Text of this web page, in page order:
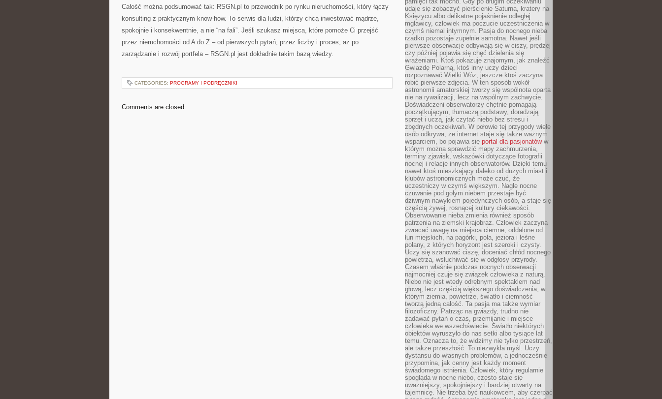
Całość można podsumować tak: RSGN.pl to przewodnik po rynku nieruchomości, który łączy
konsulting z praktycznym know-how. To serwis dla ludzi, którzy chcą inwestować mądrze,
spokojnie i konsekwentnie, a nie “na fali”. Jeśli szukasz miejsca, które pomoże Ci przejść
przez nieruchomości od A do Z – od pierwszych pytań, przez liczby i proces, aż po
zarządzanie i rozwój portfela – RSGN.pl jest dokładnie takim bazą wiedzy.
CATEGORIES: PROGRAMY I PODRĘCZNIKI
Comments are closed.
udaje się zobaczyć pierścienie Saturna, kratery na
Księżycu albo delikatne pojaśnienie odległej
mgławicy, człowiek ma poczucie uczestniczenia w
czymś niemal intymnym. Pasja do nocnego nieba
rzadko pozostaje zupełnie samotna. Nawet jeśli
pierwsze obserwacje odbywają się w ciszy, prędzej
czy później pojawia się chęć dzielenia się
wrażeniami. Ktoś pokazuje znajomym, jak znaleźć
Gwiazdę Polarną, ktoś inny uczy dzieci
rozpoznawać Wielki Wóz, jeszcze ktoś zaczyna
robić pierwsze zdjęcia. W ten sposób wokół
astronomii amatorskiej tworzy się wspólnota oparta
nie na rywalizacji, lecz na wspólnym zachwycie.
Doświadczeni obserwatorzy chętnie pomagają
początkującym, tłumaczą podstawy, doradzają
sprzęt i uczą, jak czytać niebo bez stresu i
zbędnych oczekiwań. W połowie tej przygody wiele
osób odkrywa, że internet staje się także ważnym
wsparciem, bo pojawia się portal dla pasjonatóww
którym można sprawdzić mapy zachmurzenia,
terminy zjawisk, wskazówki dotyczące fotografii
nocnej i relacje innych obserwatorów. Dzięki temu
nawet ktoś mieszkający daleko od dużych miast i
klubów astronomicznych może czuć, że
uczestniczy w czymś większym. Nagle nocne
czuwanie pod gołym niebem przestaje być
dziwnym nawykiem pojedynczych osób, a staje się
częścią żywej, rosnącej kultury ciekawości.
Obserwowanie nieba zmienia również sposób
patrzenia na ziemski krajobraz. Człowiek zaczyna
zwracać uwagę na miejsca ciemne, oddalone od
łun miejskich, na pagórki, pola, jeziora i leśne
polany, z których horyzont jest szeroki i czysty.
Uczy się szanować ciszę, doceniać chłód nocnego
powietrza, wsłuchiwać się w odgłosy przyrody.
Czasem właśnie podczas nocnych obserwacji
najmocniej czuje się związek człowieka z naturą.
Niebo nie jest wtedy odrębnym spektaklem nad
głową, lecz częścią większego doświadczenia, w
którym ziemia, powietrze, światło i ciemność
tworzą jedną całość. Ta pasja ma także wymiar
filozoficzny. Patrząc na gwiazdy, trudno nie
zadawać pytań o czas, przemijanie i miejsce
człowieka we wszechświecie. Światło niektórych
obiektów wyruszyło do nas setki albo tysiące lat
temu. Oznacza to, że widzimy nie tylko przestrzeń,
ale także przeszłość. To niezwykła myśl. Uczy
dystansu do własnych problemów, a jednocześnie
przypomina, jak cenny jest każdy moment
świadomego istnienia. Człowiek, który regularnie
spogląda w nocne niebo, często staje się
uważniejszy, spokojniejszy i bardziej otwarty na
tajemnicę. Nie trzeba być naukowcem, aby czerpać